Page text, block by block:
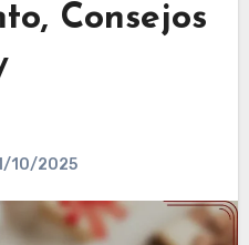
Consejos
10/2025